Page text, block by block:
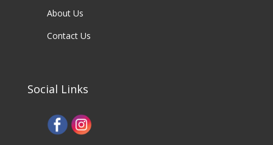
About Us
Contact Us
Social Links